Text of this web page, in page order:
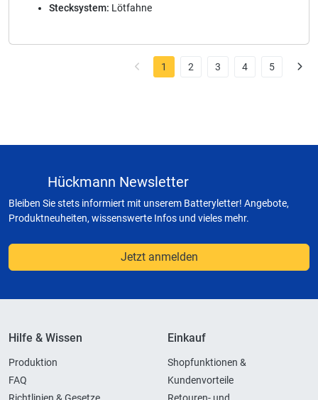
Stecksystem: Lötfahne
1 2 3 4 5
Hückmann Newsletter
Bleiben Sie stets informiert mit unserem Batteryletter! Angebote,
Produktneuheiten, wissenswerte Infos und vieles mehr.
Jetzt anmelden
Hilfe & Wissen
Produktion
FAQ
Einkauf
Shopfunktionen &
Kundenvorteile